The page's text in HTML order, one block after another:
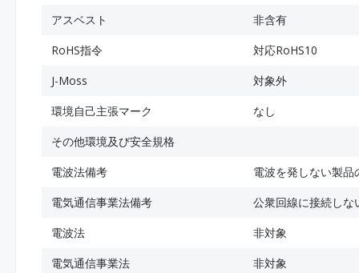
アスベスト
非含有
RoHS指令
対応RoHS10
J-Moss
対象外
環境自己主張マーク
なし
その他環境及び安全規格
電波法備考
電波を発しない製品
電気通信事業法備考
公衆回線に接続しな
電波法
非対象
電気通信事業法
非対象